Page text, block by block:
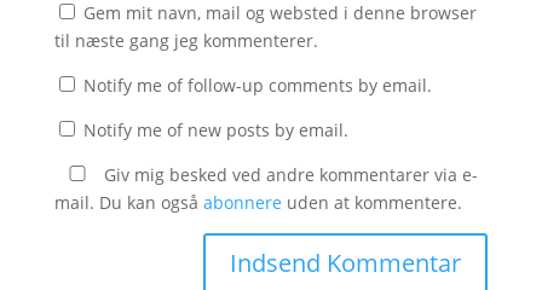
Gem mit navn, mail og websted i denne browser
til næste gang jeg kommenterer.
Notify me of follow-up comments by email.
Notify me of new posts by email.
Giv mig besked ved andre kommentarer via e-
mail. Du kan også abonnere uden at kommentere.